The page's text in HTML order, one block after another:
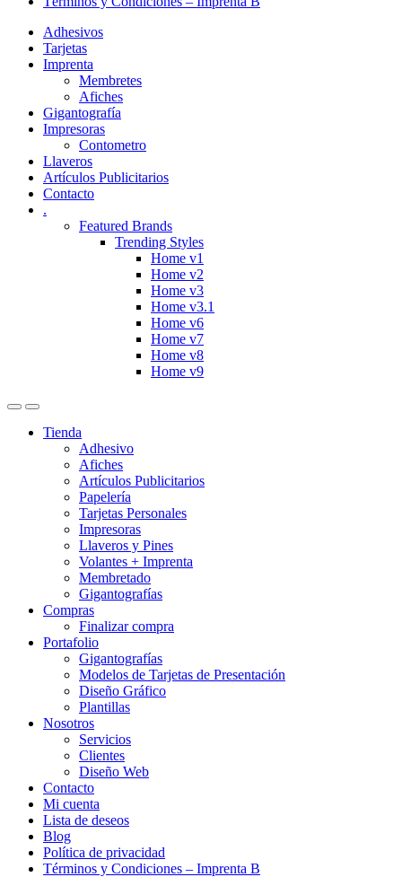
Adhesivos
Tarjetas
Imprenta
Membretes
Afiches
Gigantografía
Impresoras
Contometro
Llaveros
Artículos Publicitarios
Contacto
.
Featured Brands
Trending Styles
Home v1
Home v2
Home v3
Home v3.1
Home v6
Home v7
Home v8
Home v9
Tienda
Adhesivo
Afiches
Artículos Publicitarios
Papelería
Tarjetas Personales
Impresoras
Llaveros y Pines
Volantes + Imprenta
Membretado
Gigantografías
Compras
Finalizar compra
Portafolio
Gigantografías
Modelos de Tarjetas de Presentación
Diseño Gráfico
Plantillas
Nosotros
Servicios
Clientes
Diseño Web
Contacto
Mi cuenta
Lista de deseos
Blog
Política de privacidad
Términos y Condiciones – Imprenta B